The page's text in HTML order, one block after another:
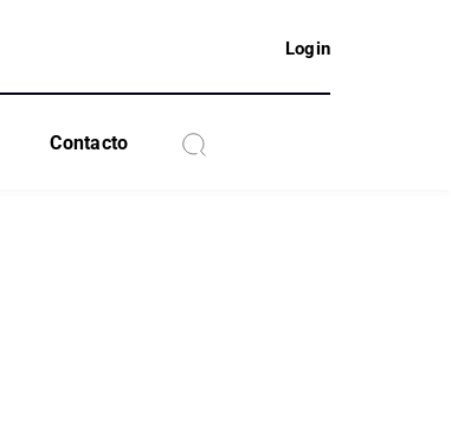
Login
Contacto